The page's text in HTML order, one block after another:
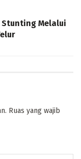
Melalui
Ruas yang wajib